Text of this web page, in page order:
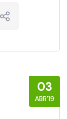
03
ABR’19